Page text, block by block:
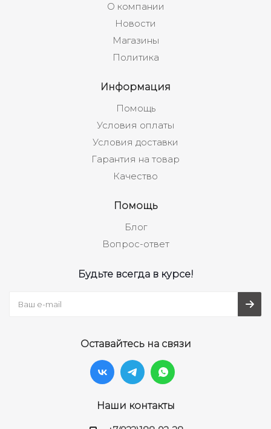
О компании
Новости
Магазины
Политика
Информация
Помощь
Условия оплаты
Условия доставки
Гарантия на товар
Качество
Помощь
Блог
Вопрос-ответ
Будьте всегда в курсе!
Оставайтесь на связи
Наши контакты